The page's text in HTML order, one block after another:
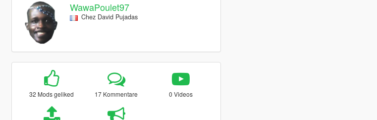
WawaPoulet97
Chez David Pujadas
32 Mods geliked 17 Kommentare 0 Videos